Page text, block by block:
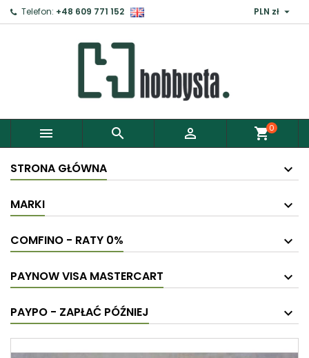
Telefon: +48 609 771 152 PLN zł 
   shopping_cart0
STRONA GŁÓWNA
MARKI
COMFINO - RATY 0%
PAYNOW VISA MASTERCART
PAYPO - ZAPŁAĆ PÓŹNIEJ